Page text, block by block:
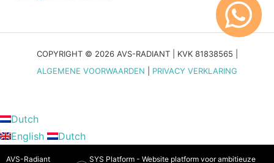
COPYRIGHT © 2026 AVS-RADIANT | KVK 81838565 |
ALGEMENE VOORWAARDEN
PRIVACY VERKLARING
Dutch
English
Dutch
AVS-Radiant SYS Platform - Website platform voor ambitieuze